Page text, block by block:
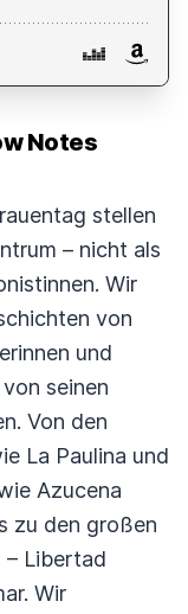
Notes
stellen
– nicht als
Wir
von
und
seinen
Von den
La Paulina und
Azucena
zu den großen
– Libertad
Wir